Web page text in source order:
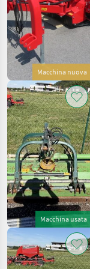
Macchina nuova
Macchina usata